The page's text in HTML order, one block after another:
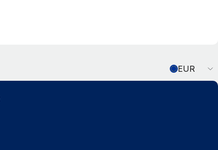
EUR